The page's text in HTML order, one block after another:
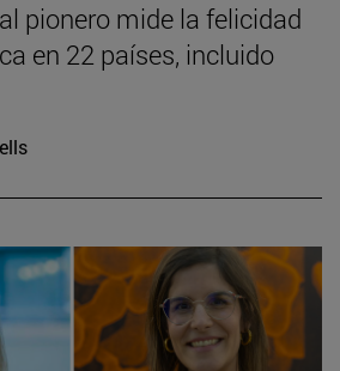
pionero mide la felicidad
en 22 países, incluido